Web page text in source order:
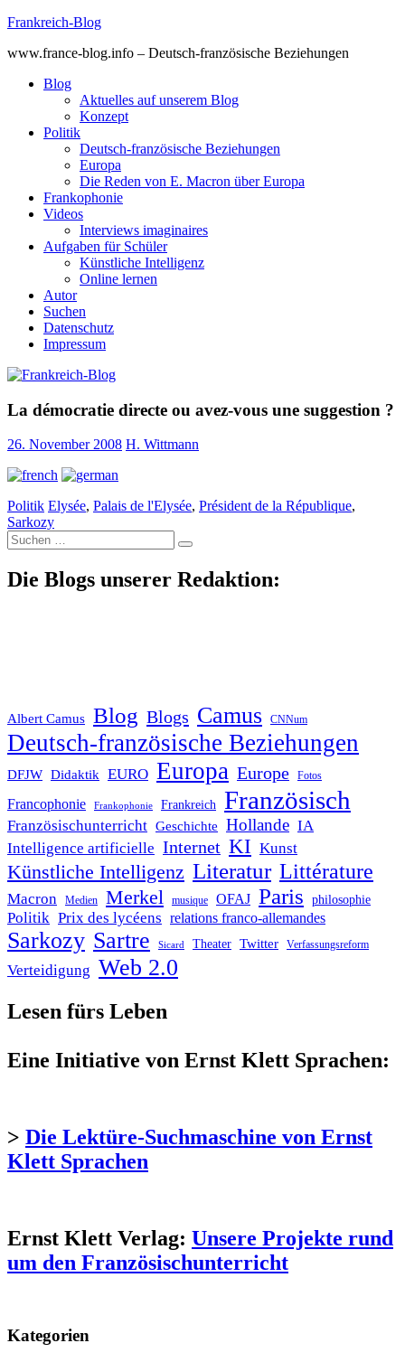
Skip
content
Frankreich-Blog
www.france-blog.info – Deutsch-französische Beziehungen
Blog
Aktuelles auf unserem Blog
Konzept
Politik
Deutsch-französische Beziehungen
Europa
Die Reden von E. Macron über Europa
Frankophonie
Videos
Interviews imaginaires
Aufgaben für Schüler
Künstliche Intelligenz
Online lernen
Autor
Suchen
Datenschutz
Impressum
La démocratie directe ou avez-vous une suggestion ?
26. November 2008 H. Wittmann
Politik Elysée, Palais de l'Elysée, Président de la République,
Sarkozy
Suche
nach:
Die Blogs unserer Redaktion:
Albert Camus Blog Blogs Camus CNNum
Deutsch-französische Beziehungen
DFJW Didaktik EURO Europa Europe Fotos
Francophonie Frankophonie Frankreich Französisch
Französischunterricht Geschichte Hollande IA
Intelligence artificielle Internet KI Kunst
Künstliche Intelligenz Literatur Littérature
Macron Medien Merkel musique OFAJ Paris philosophie
Politik Prix des lycéens relations franco-allemandes
Sarkozy Sartre Sicard Theater Twitter Verfassungsreform
Verteidigung Web 2.0
Lesen fürs Leben
Eine Initiative von Ernst Klett Sprachen:
> Die Lektüre-Suchmaschine von Ernst
Klett Sprachen
Ernst Klett Verlag: Unsere Projekte rund
um den Französischunterricht
Kategorien